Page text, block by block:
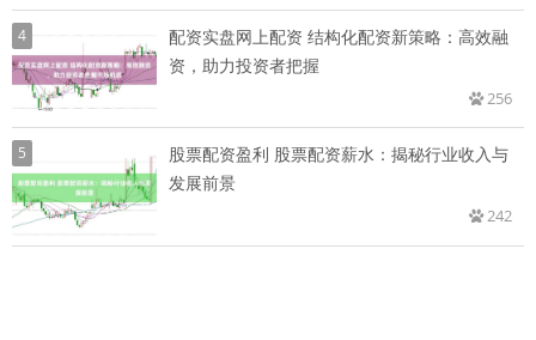
4
配资实盘网上配资 结构化配资新策略：高效融
资，助力投资者把握
256
5
股票配资盈利 股票配资薪水：揭秘行业收入与
发展前景
242